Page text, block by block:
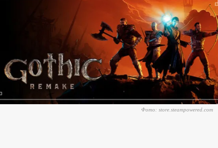
Фото: store.steampowered.com